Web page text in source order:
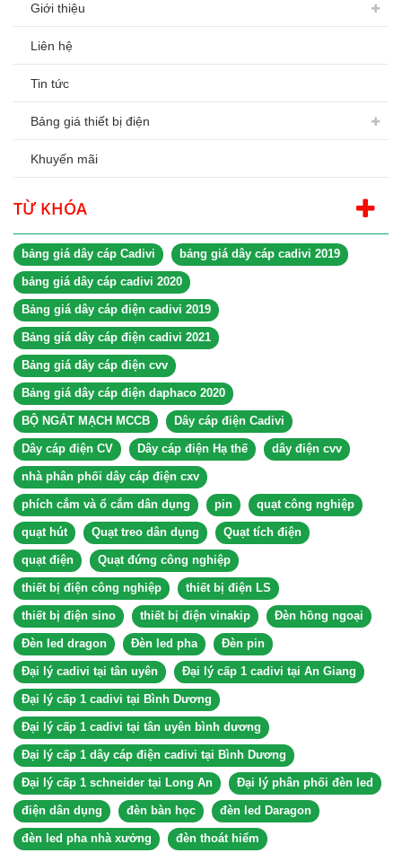
Giới thiệu
Liên hệ
Tin tức
Bảng giá thiết bị điện
Khuyến mãi
TỪ KHÓA
bảng giá dây cáp Cadivi bảng giá dây cáp cadivi 2019
bảng giá dây cáp cadivi 2020
Bảng giá dây cáp điện cadivi 2019
Bảng giá dây cáp điện cadivi 2021
Bảng giá dây cáp điện cvv
Bảng giá dây cáp điện daphaco 2020
BỘ NGẮT MẠCH MCCB Dây cáp điện Cadivi
Dây cáp điện CV Dây cáp điện Hạ thế dây điện cvv
nhà phân phối dây cáp điện cxv
phích cắm và ổ cắm dân dụng pin quạt công nghiệp
quạt hút Quạt treo dân dụng Quạt tích điện
quạt điện Quạt đứng công nghiệp
thiết bị điện công nghiệp thiết bị điện LS
thiết bị điện sino thiết bị điện vinakip Đèn hồng ngoại
Đèn led dragon Đèn led pha Đèn pin
Đại lý cadivi tại tân uyên Đại lý cấp 1 cadivi tại An Giang
Đại lý cấp 1 cadivi tại Bình Dương
Đại lý cấp 1 cadivi tại tân uyên bình dương
Đại lý cấp 1 dây cáp điện cadivi tại Bình Dương
Đại lý cấp 1 schneider tại Long An Đại lý phân phối đèn led
điện dân dụng đèn bàn học đèn led Daragon
đèn led pha nhà xưởng đèn thoát hiểm